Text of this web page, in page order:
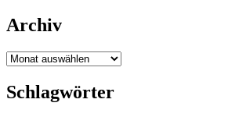
Archiv
Archiv
Schlagwörter